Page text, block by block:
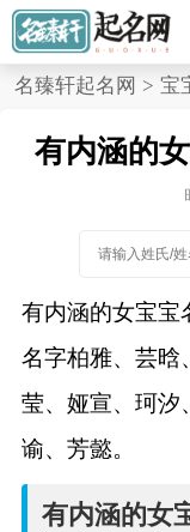
首
宝
名
名臻轩起名网 > 宝
有内涵的
有内涵的女宝宝
名字柏雅、芸晗
莹、娅宣、珂汐
谕、芳懿。
有内涵的女